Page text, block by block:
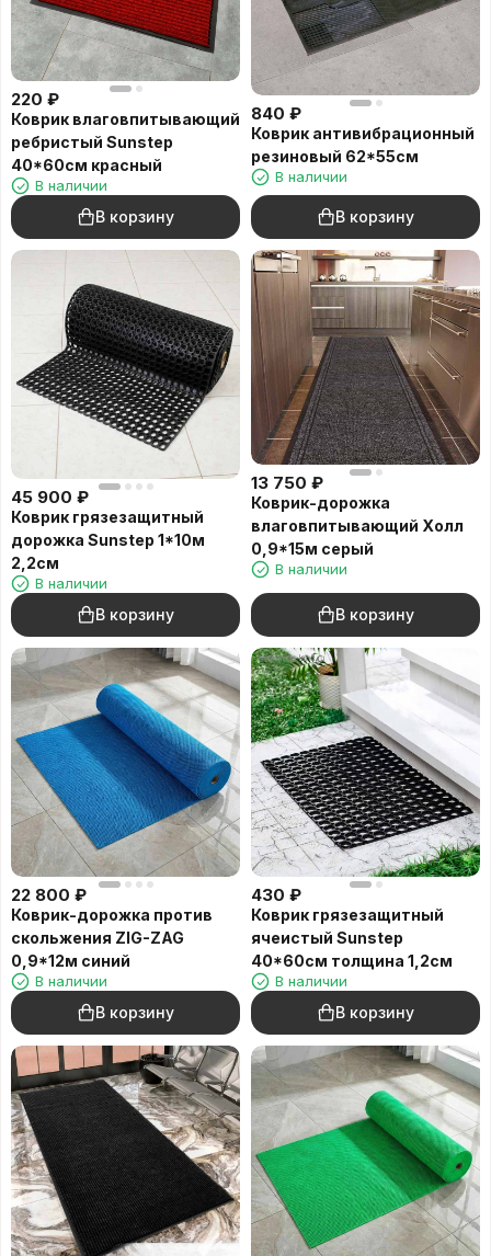
220 ₽
Коврик влаговпитывающий
ребристый Sunstep
40*60см красный
В наличии
В корзину
840 ₽
Коврик антивибрационный
резиновый 62*55см
В наличии
В корзину
45 900 ₽
Коврик грязезащитный
дорожка Sunstep 1*10м
2,2см
В наличии
В корзину
13 750 ₽
Коврик-дорожка
влаговпитывающий Холл
0,9*15м серый
В наличии
В корзину
22 800 ₽
Коврик-дорожка против
скольжения ZIG-ZAG
0,9*12м синий
В наличии
В корзину
430 ₽
Коврик грязезащитный
ячеистый Sunstep
40*60см толщина 1,2см
В наличии
В корзину